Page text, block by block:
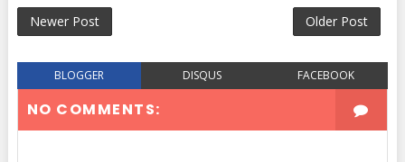
Newer Post Older Post
BLOGGER DISQUS FACEBOOK
NO COMMENTS: